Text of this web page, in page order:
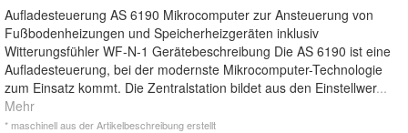
Aufladesteuerung AS 6190 Mikrocomputer zur Ansteuerung von
Fußbodenheizungen und Speicherheizgeräten inklusiv
Witterungsfühler WF-N-1 Gerätebeschreibung Die AS 6190 ist eine
Aufladesteuerung, bei der modernste Mikrocomputer-Technologie
zum Einsatz kommt. Die Zentralstation bildet aus den Einstellwer...
Mehr
* maschinell aus der Artikelbeschreibung erstellt